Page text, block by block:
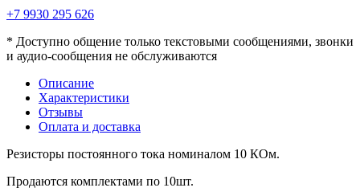
+7 9930 295 626
* Доступно общение только текстовыми сообщениями, звонки
и аудио-сообщения не обслуживаются
Описание
Характеристики
Отзывы
Оплата и доставка
Резисторы постоянного тока номиналом 10 КОм.
Продаются комплектами по 10шт.